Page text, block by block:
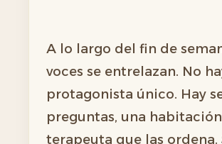
A lo largo del fin de
voces se entrelazan. No
protagonista único. Hay
preguntas, una
terapeuta que las ordena.